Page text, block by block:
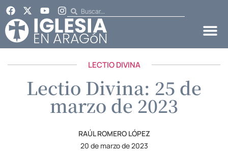
LECTIO DIVINA
Lectio Divina: 25 de
marzo de 2023
RAÚL ROMERO LÓPEZ
20 de marzo de 2023